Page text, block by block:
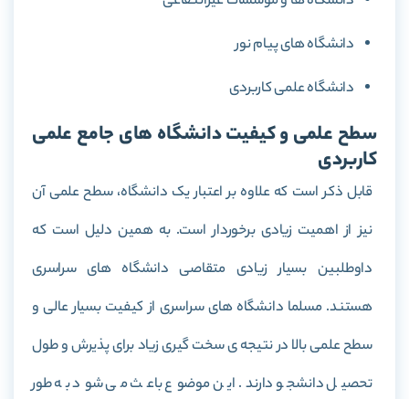
دانشگاه های پیام نور
دانشگاه علمی کاربردی
سطح علمی و کیفیت دانشگاه های جامع علمی
کاربردی
قابل ذکر است که علاوه بر اعتبار یک دانشگاه، سطح علمی آن
نیز از اهمیت زیادی برخوردار است. به همین دلیل است که
داوطلبین بسیار زیادی متقاصی دانشگاه های سراسری
هستند. مسلما دانشگاه های سراسری از کیفیت بسیار عالی و
سطح علمی بالا در نتیجه ی سخت گیری زیاد برای پذیرش و طول
تحصیل دانشجو دارند. این موضوع باعث می شود به طور